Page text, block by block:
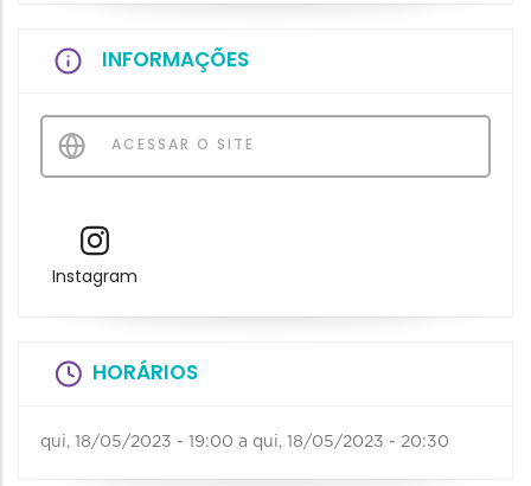
INFORMAÇÕES
ACESSAR O SITE
Instagram
HORÁRIOS
qui, 18/05/2023 - 19:00 a qui, 18/05/2023 - 20:30